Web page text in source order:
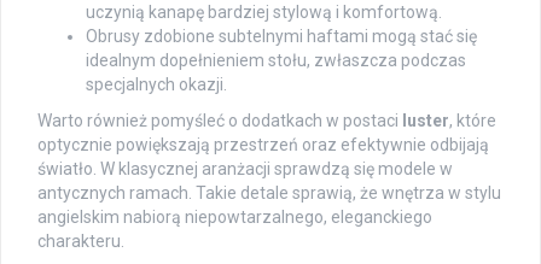
uczynią kanapę bardziej stylową i komfortową.
Obrusy zdobione subtelnymi haftami mogą stać się
idealnym dopełnieniem stołu, zwłaszcza podczas
specjalnych okazji.
Warto również pomyśleć o dodatkach w postaci luster, które
optycznie powiększają przestrzeń oraz efektywnie odbijają
światło. W klasycznej aranżacji sprawdzą się modele w
antycznych ramach. Takie detale sprawią, że wnętrza w stylu
angielskim nabiorą niepowtarzalnego, eleganckiego
charakteru.